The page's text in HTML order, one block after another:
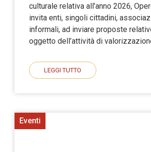
culturale relativa all’anno 2026,
invita enti, singoli cittadini,
informali, ad inviare proposte
oggetto dell’attività di
LEGGI TUTTO
Eventi